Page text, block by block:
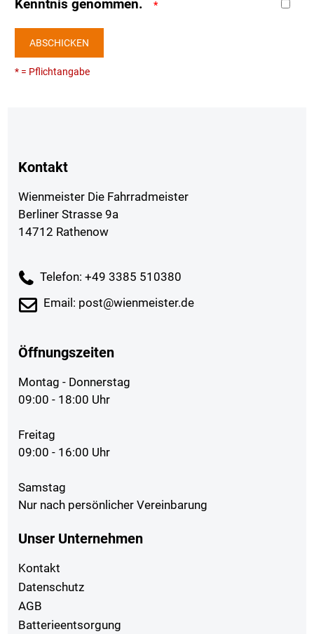
Kenntnis genommen.
ABSCHICKEN
* = Pflichtangabe
Kontakt
Wienmeister Die Fahrradmeister
Berliner Strasse 9a
14712 Rathenow
Telefon: +49 3385 510380
Email: post@wienmeister.de
Öffnungszeiten
Montag - Donnerstag
09:00 - 18:00 Uhr
Freitag
09:00 - 16:00 Uhr
Samstag
Nur nach persönlicher Vereinbarung
Unser Unternehmen
Kontakt
Datenschutz
AGB
Batterieentsorgung